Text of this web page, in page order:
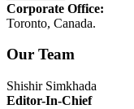
Corporate Office:
Toronto, Canada.
Our Team
Shishir Simkhada
Editor-In-Chief